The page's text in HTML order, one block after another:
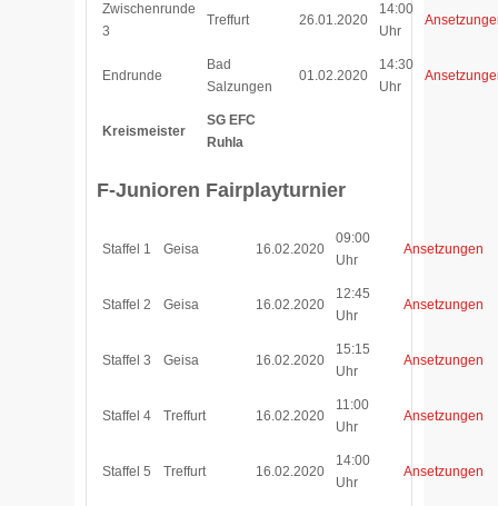
Zwischenrunde
3
Treffurt 26.01.2020
14:00
Uhr
Endrunde
Bad
Salzungen
01.02.2020
14:30
Uhr
Kreismeister
SG EFC
Ruhla
F-Junioren Fairplayturnier
Staffel 1 Geisa 16.02.2020
09:00
Uhr
Ansetzungen
Staffel 2 Geisa 16.02.2020
12:45
Uhr
Ansetzungen
Staffel 3 Geisa 16.02.2020
15:15
Uhr
Ansetzungen
Staffel 4 Treffurt 16.02.2020
11:00
Uhr
Ansetzungen
Staffel 5 Treffurt 16.02.2020
14:00
Uhr
Ansetzungen